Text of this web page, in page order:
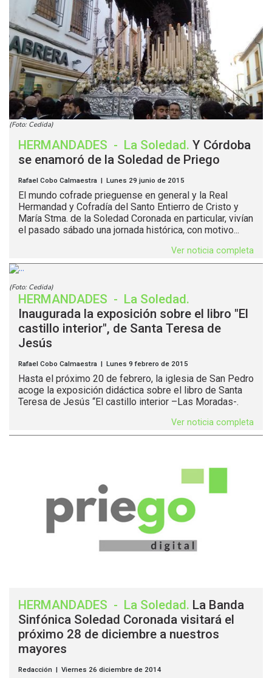
(Foto: Cedida)
HERMANDADES - La Soledad. Y Córdoba
se enamoró de la Soledad de Priego
Rafael Cobo Calmaestra | Lunes 29 junio de 2015
El mundo cofrade prieguense en general y la Real
Hermandad y Cofradía del Santo Entierro de Cristo y
María Stma. de la Soledad Coronada en particular, vivían
el pasado sábado una jornada histórica, con motivo...
Ver noticia completa
(Foto: Cedida)
HERMANDADES - La Soledad.
Inaugurada la exposición sobre el libro "El
castillo interior", de Santa Teresa de
Jesús
Rafael Cobo Calmaestra | Lunes 9 febrero de 2015
Hasta el próximo 20 de febrero, la iglesia de San Pedro
acoge la exposición didáctica sobre el libro de Santa
Teresa de Jesús “El castillo interior –Las Moradas-.
Ver noticia completa
HERMANDADES - La Soledad. La Banda
Sinfónica Soledad Coronada visitará el
próximo 28 de diciembre a nuestros
mayores
Redacción | Viernes 26 diciembre de 2014